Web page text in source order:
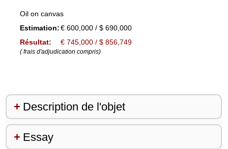
Oil on canvas
Estimation:€ 600,000 / $ 690,000
Résultat:
€ 745,000 / $ 856,749
( frais d'adjudication compris)
Description de l'objet
Essay